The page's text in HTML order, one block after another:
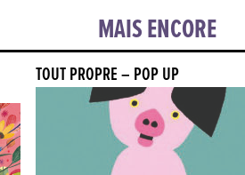
MAIS ENCORE
TOUT PROPRE – POP UP